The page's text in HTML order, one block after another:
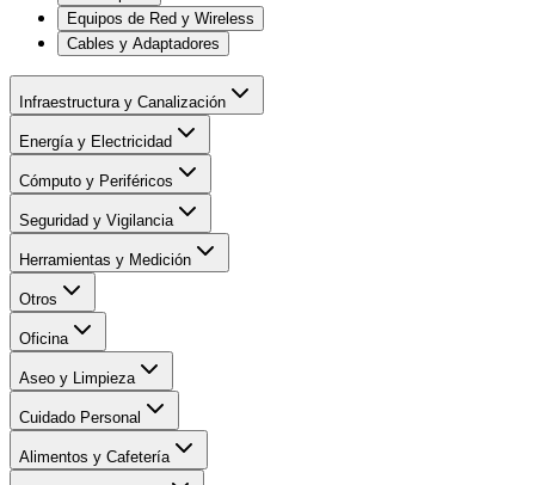
Equipos de Red y Wireless
Cables y Adaptadores
Infraestructura y Canalización
Energía y Electricidad
Cómputo y Periféricos
Seguridad y Vigilancia
Herramientas y Medición
Otros
Oficina
Aseo y Limpieza
Cuidado Personal
Alimentos y Cafetería